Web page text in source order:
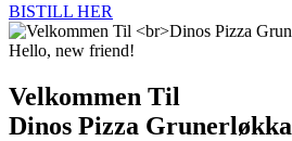
BISTILL HER
Hello, new friend!
Velkommen Til
Dinos Pizza Grunerløkka